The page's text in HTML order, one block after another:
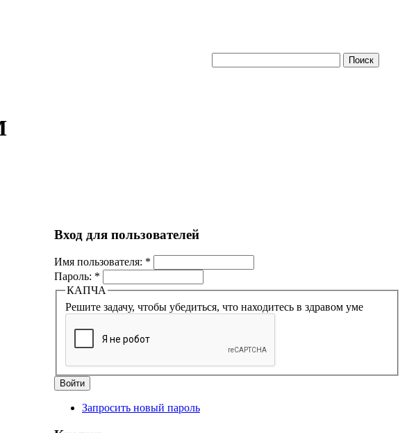
Вход для пользователей
Имя пользователя: *
Пароль: *
КАПЧА
Решите задачу, чтобы убедиться, что находитесь в здравом уме
Запросить новый пароль